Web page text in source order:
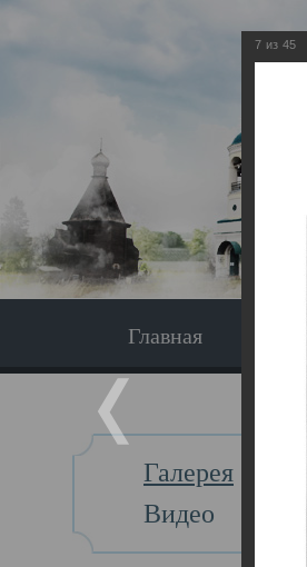
Главная
Галерея
Видео
7 из 45